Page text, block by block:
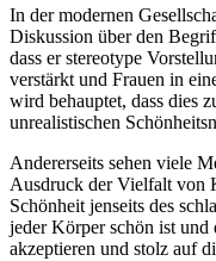
In der modernen
Diskussion über den
dass er stereotype
verstärkt und Frauen in
wird behauptet, dass dies
unrealistischen
Andererseits sehen viele
Ausdruck der Vielfalt von
Schönheit jenseits des
jeder Körper schön ist und
akzeptieren und stolz auf